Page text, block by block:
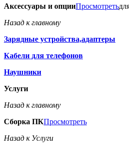
Аксессуары и опцииПросмотреть
Назад к главному
Зарядные устройства,адаптеры
Кабели для телефонов
Наушники
Услуги
Назад к главному
Сборка ПКПросмотреть
Назад к Услуги